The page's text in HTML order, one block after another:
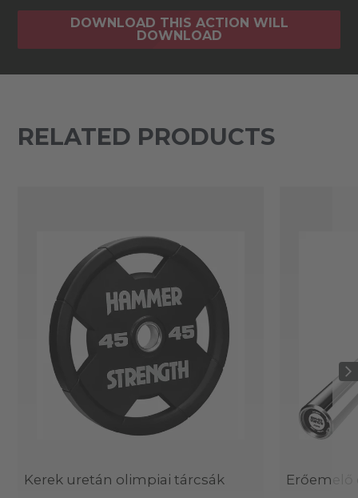
DOWNLOAD THIS ACTION WILL
DOWNLOAD
RELATED PRODUCTS
Kerek uretán olimpiai tárcsák Erőemelő